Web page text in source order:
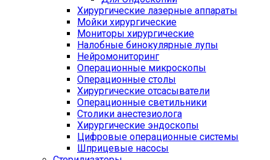
Хирургические лазерные аппараты
Мойки хирургические
Мониторы хирургические
Налобные бинокулярные лупы
Нейромониторинг
Операционные микроскопы
Операционные столы
Хирургические отсасыватели
Операционные светильники
Столики анестезиолога
Хирургические эндоскопы
Цифровые операционные системы
Шприцевые насосы